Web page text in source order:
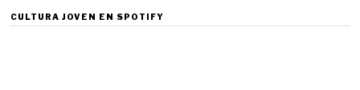
CULTURA JOVEN EN SPOTIFY